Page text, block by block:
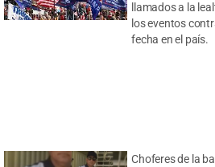
llamados a la
los eventos
fecha en el país.
Choferes de la